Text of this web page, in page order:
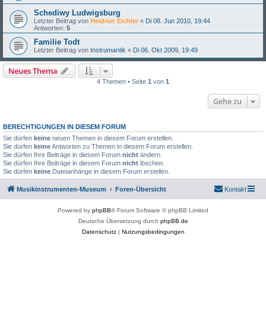
Schediwy Ludwigsburg
Letzter Beitrag von Heidrun Eichler « Di 08. Jun 2010, 19:44
Antworten: 5
Familie Todt
Letzter Beitrag von Instrumantik « Di 06. Okt 2009, 19:49
Neues Thema
4 Themen • Seite 1 von 1
Gehe zu
BERECHTIGUNGEN IN DIESEM FORUM
Sie dürfen keine neuen Themen in diesem Forum erstellen.
Sie dürfen keineAntworten zu Themen in diesem Forum erstellen.
Sie dürfen Ihre Beiträge in diesem Forum nicht ändern.
Sie dürfen Ihre Beiträge in diesem Forum nicht löschen.
Sie dürfen keine Dateianhänge in diesem Forum erstellen.
Musikinstrumenten-Museum Foren-Übersicht Kontakt
Powered by phpBB® Forum Software © phpBB Limited
Deutsche Übersetzung durch phpBB.de
Datenschutz| Nutzungsbedingungen